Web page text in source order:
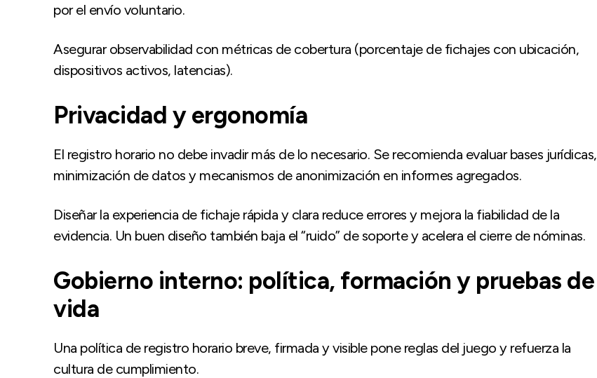
por el envío voluntario.
Asegurar observabilidad con métricas de cobertura (porcentaje de fichajes con ubicación,
dispositivos activos, latencias).
Privacidad y ergonomía
El registro horario no debe invadir más de lo necesario. Se recomienda evaluar bases jurídicas,
minimización de datos y mecanismos de anonimización en informes agregados.
Diseñar la experiencia de fichaje rápida y clara reduce errores y mejora la fiabilidad de la
evidencia. Un buen diseño también baja el “ruido” de soporte y acelera el cierre de nóminas.
Gobierno interno: política, formación y pruebas de
vida
Una política de registro horario breve, firmada y visible pone reglas del juego y refuerza la
cultura de cumplimiento.